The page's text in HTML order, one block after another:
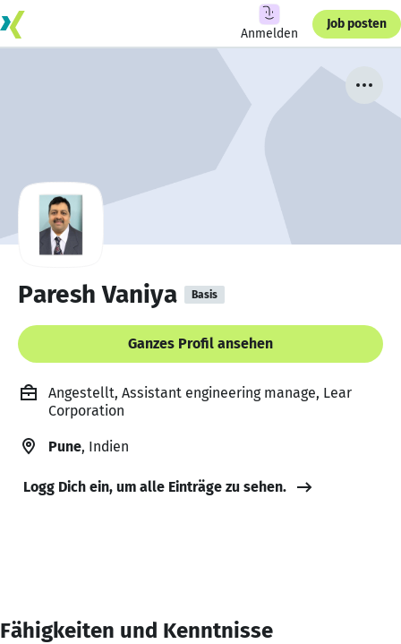
Anmelden
Job posten
Paresh Vaniya Basis
Ganzes Profil ansehen
Angestellt, Assistant engineering manage, Lear
Corporation
Pune, Indien
Logg Dich ein, um alle Einträge zu sehen.
Fähigkeiten und Kenntnisse